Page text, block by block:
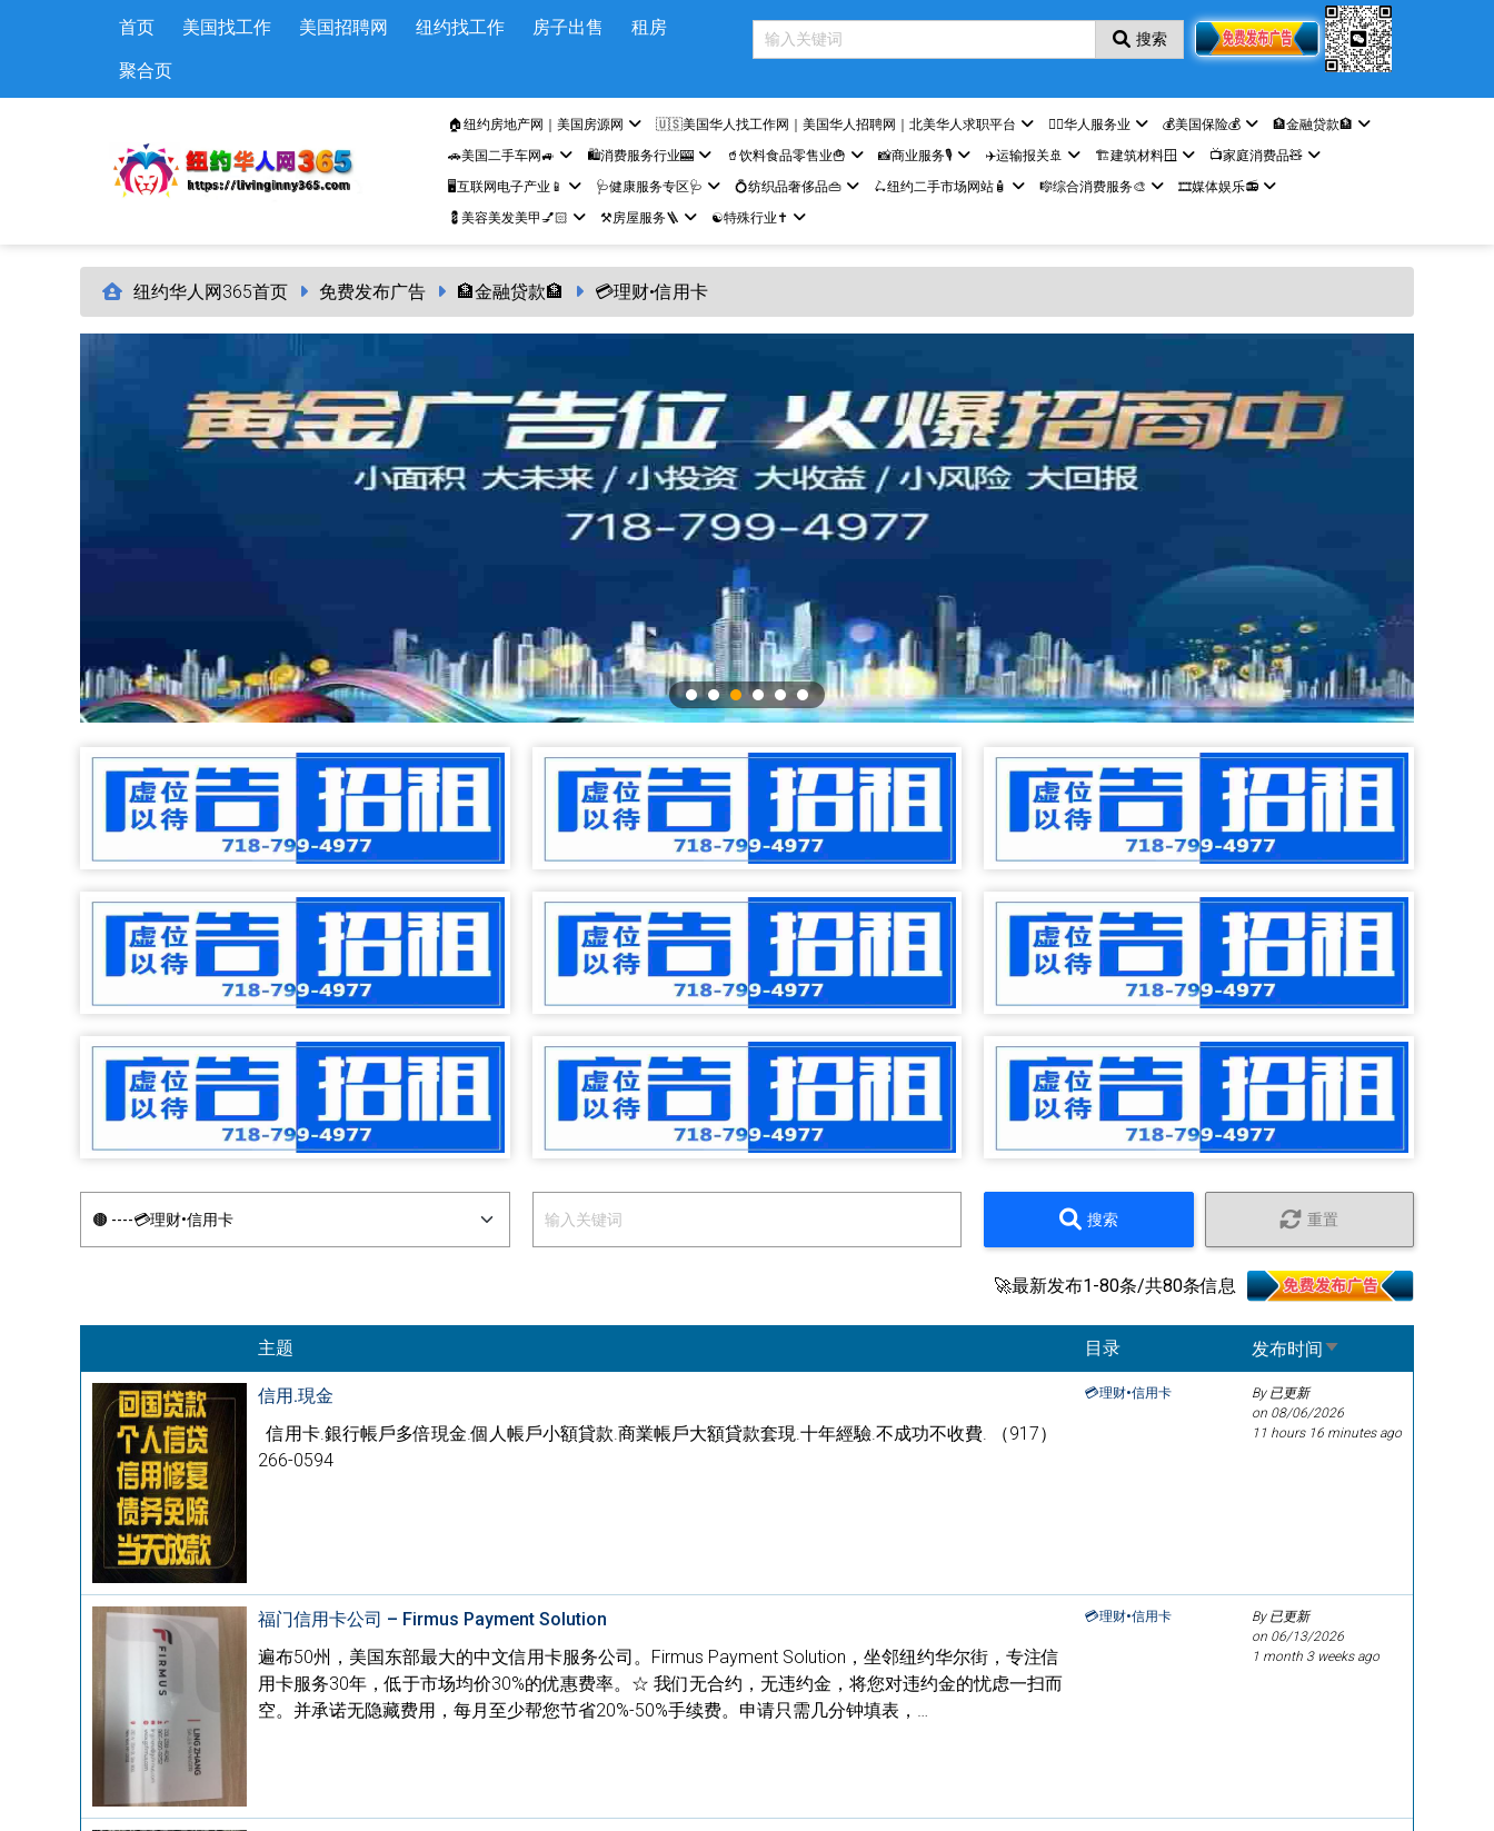
首页 美国找工作 美国招聘网 纽约找工作 房子出售 租房
聚合页
搜索
🏠纽约房地产网｜美国房源网 🇺🇸美国华人找工作网｜美国华人招聘网｜北美华人求职平台 🤵‍♀️华人服务业 💰美国保险💰
🏦金融贷款🏦
🚗美国二手车网🚙
🛍️消费服务行业🎰 🥤饮料食品零售业🍟 📸商业服务🎙️ ✈️运输报关🚢 🏗️建筑材料🪟
📺家庭消费品🧸
🖥️互联网电子产业📱
🩺健康服务专区🩺 💍纺织品奢侈品👜 🛴纽约二手市场网站🧴 🎼综合消费服务🎨
🎞️媒体娱乐📻
💈美容美发美甲💅🏻
⚒️房屋服务🪜 ☯️特殊行业✝️
纽约华人网365首页 免费发布广告 🏦金融贷款🏦 💳理财•信用卡
搜索 重置
🚀最新发布1-80条/共80条信息
主题 目录 发布时间Sort ascending
信用.現金
信用卡.銀行帳戶多倍現金.個人帳戶小額貸款.商業帳戶大額貸款套現.十年經驗.不成功不收費. （917）
266-0594
💳理财•信用卡
By 已更新
on 08/06/2026
11 hours 16 minutes ago
福门信用卡公司 – Firmus Payment Solution
遍布50州，美国东部最大的中文信用卡服务公司。Firmus Payment Solution，坐邻纽约华尔街，专注信
用卡服务30年，低于市场均价30%的优惠费率。☆ 我们无合约，无违约金，将您对违约金的忧虑一扫而
空。并承诺无隐藏费用，每月至少帮您节省20%-50%手续费。申请只需几分钟填表，…
💳理财•信用卡
By 已更新
on 06/13/2026
1 month 3 weeks ago